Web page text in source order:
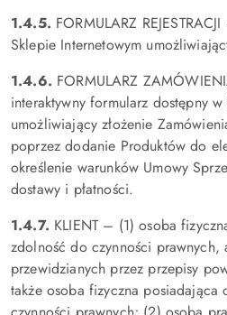
1.4.5. FORMULARZ
Sklepie Internetowym
1.4.6. FORMULARZ
interaktywny formularz dostępny
umożliwiający złożenie
poprzez dodanie Produktów do
określenie warunków Umowy
dostawy i płatności.
1.4.7. KLIENT – (1) osoba
zdolność do czynności prawnych,
przewidzianych przez przepisy
także osoba fizyczna